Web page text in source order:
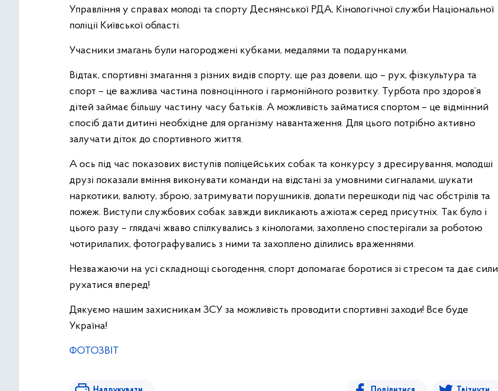
Управління у справах молоді та спорту Деснянської РДА, Кінологічної служби Національної
поліції Київської області.
Учасники змагань були нагороджені кубками, медалями та подарунками.
Відтак, спортивні змагання з різних видів спорту, ще раз довели, що – рух, фізкультура та
спорт – це важлива частина повноцінного і гармонійного розвитку. Турбота про здоров’я
дітей займає більшу частину часу батьків. А можливість займатися спортом – це відмінний
спосіб дати дитині необхідне для організму навантаження. Для цього потрібно активно
залучати діток до спортивного життя.
А ось під час показових виступів поліцейських собак та конкурсу з дресирування, молодші
друзі показали вміння виконувати команди на відстані за умовними сигналами, шукати
наркотики, валюту, зброю, затримувати порушників, долати перешкоди під час обстрілів та
пожеж. Виступи службових собак завжди викликають ажіотаж серед присутніх. Так було і
цього разу – глядачі жваво спілкувались з кінологами, захоплено спостерігали за роботою
чотирилапих, фотографувались з ними та захоплено ділились враженнями.
Незважаючи на усі складнощі сьогодення, спорт допомагає боротися зі стресом та дає сили
рухатися вперед!
Дякуємо нашим захисникам ЗСУ за можливість проводити спортивні заходи! Все буде
Україна!
ФОТОЗВІТ